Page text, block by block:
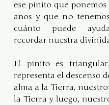
ese pinito que ponemos
años y que no
cuánto puede
recordar nuestra
El pinito es
representa el descenso
alma a la Tierra,
la Tierra y luego,